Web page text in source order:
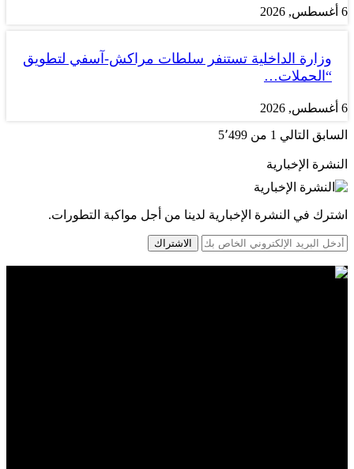
6 أغسطس, 2026
وزارة الداخلية تستنفر سلطات مراكش-آسفي لتطويق
“الحملات…
6 أغسطس, 2026
السابق التالي 1 من 5٬499
النشرة الإخبارية
اشترك في النشرة الإخبارية لدينا من أجل مواكبة التطورات.
الاشتراك